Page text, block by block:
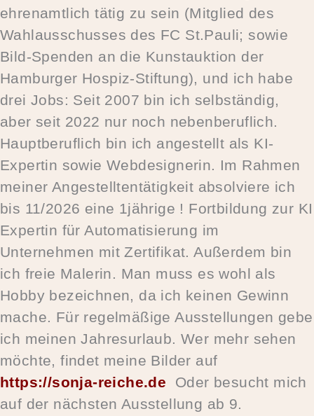
ehrenamtlich tätig zu sein (Mitglied des
Wahlausschusses des FC St.Pauli; sowie
Bild-Spenden an die Kunstauktion der
Hamburger Hospiz-Stiftung), und ich habe
drei Jobs: Seit 2007 bin ich selbständig,
aber seit 2022 nur noch nebenberuflich.
Hauptberuflich bin ich angestellt als KI-
Expertin sowie Webdesignerin. Im Rahmen
meiner Angestelltentätigkeit absolviere ich
bis 11/2026 eine 1jährige ! Fortbildung zur KI
Expertin für Automatisierung im
Unternehmen mit Zertifikat. Außerdem bin
ich freie Malerin. Man muss es wohl als
Hobby bezeichnen, da ich keinen Gewinn
mache. Für regelmäßige Ausstellungen gebe
ich meinen Jahresurlaub. Wer mehr sehen
möchte, findet meine Bilder auf
https://sonja-reiche.de
Oder besucht mich
auf der nächsten Ausstellung ab 9.